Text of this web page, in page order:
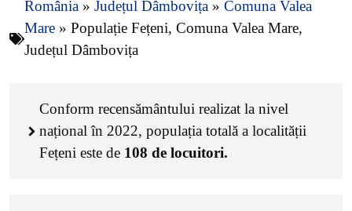
România » Județul Dâmbovița » Comuna Valea
Mare » Populație Fețeni, Comuna Valea Mare,
Județul Dâmbovița
Conform recensământului realizat la nivel
național în 2022, populația totală a localității
Fețeni este de 108 de locuitori.